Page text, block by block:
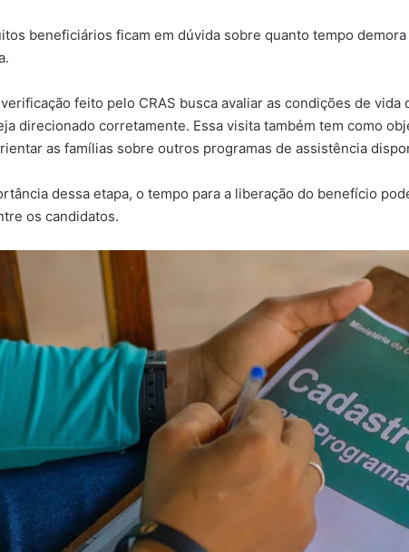
beneficiários ficam em dúvida sobre quanto tempo
feito pelo CRAS busca avaliar as condições de
direcionado corretamente. Essa visita também tem como
as famílias sobre outros programas de assistência
dessa etapa, o tempo para a liberação do benefício
os candidatos.